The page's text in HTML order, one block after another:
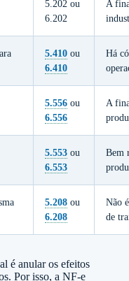
5.202 ou
6.202
A
5.410 ou
6.410
Há
5.556 ou
6.556
A
5.553 ou
6.553
Bem
5.208 ou
6.208
Não
de
é anular os efeitos
Por isso, a NF-e